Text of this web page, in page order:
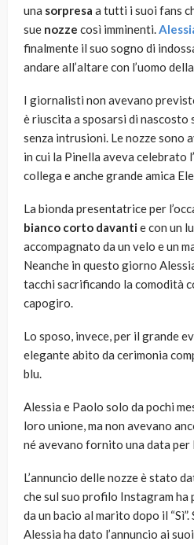
una sorpresa a tutti i suoi fans
sue nozze così imminenti.
finalmente il suo sogno di
andare all’altare con l’uomo
I giornalisti non avevano
è riuscita a sposarsi di nascosto
senza intrusioni. Le nozze sono
in cui la Pinella aveva celebrato
collega e anche grande amica
La bionda presentatrice per
bianco corto davantie con un
accompagnato da un velo e un
Neanche in questo giorno
tacchi sacrificando la comodità
capogiro.
Lo sposo, invece, per il grande
elegante abito da cerimonia
blu.
Alessia e Paolo solo da pochi
loro unione, ma non avevano
né avevano fornito una data per
L’annuncio delle nozze è stato
che sul suo profilo Instagram
da un bacio al marito dopo il
Alessia ha dato l’annuncio ai